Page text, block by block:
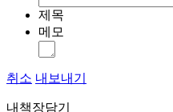
제목
메모
취소 내보내기
내책장담기